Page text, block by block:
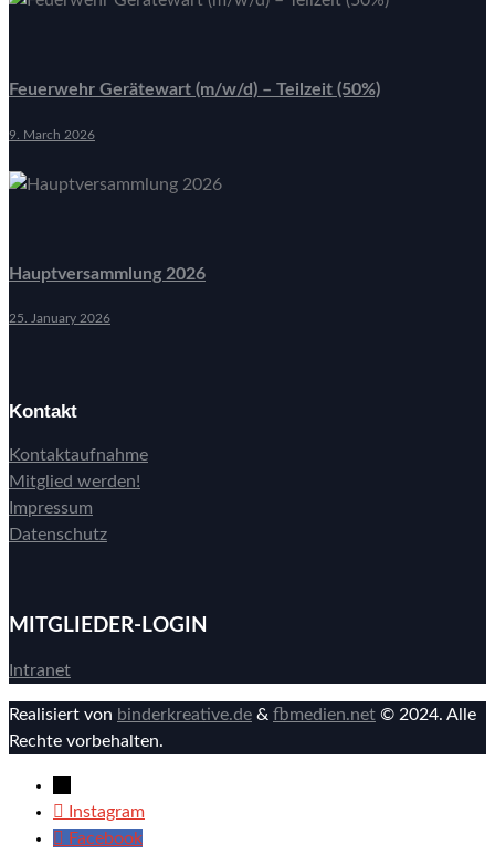
Feuerwehr Gerätewart (m/w/d) – Teilzeit (50%)
9. March 2026
Hauptversammlung 2026
25. January 2026
Kontakt
Kontaktaufnahme
Mitglied werden!
Impressum
Datenschutz
MITGLIEDER-LOGIN
Intranet
Realisiert von binderkreative.de & fbmedien.net © 2024. Alle
Rechte vorbehalten.
Instagram
Facebook